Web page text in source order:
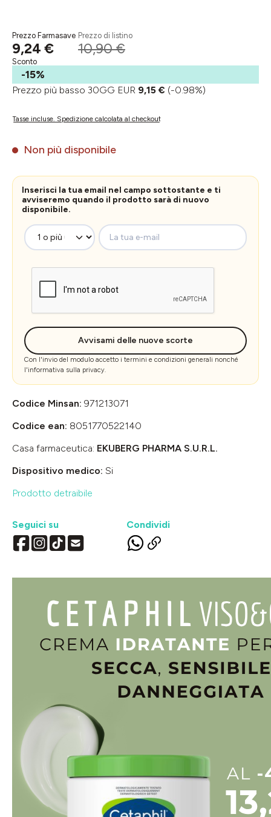
Prezzo Farmasave
9,24 €
Prezzo di listino
10,90 €
Sconto
-15%
Prezzo più basso 30GG EUR 9,15 € (-0.98%)
Tasse incluse. Spedizione calcolata al checkout
Non più disponibile
Inserisci la tua email nel campo sottostante e ti
avviseremo quando il prodotto sarà di nuovo
disponibile.
La tua e-mail
Avvisami delle nuove scorte
Con l'invio del modulo accetto i termini e condizioni generali nonché
l'informativa sulla privacy.
Codice Minsan: 971213071
Codice ean: 8051770522140
Casa farmaceutica: EKUBERG PHARMA S.U.R.L.
Dispositivo medico: Si
Prodotto detraibile
Seguici su Condividi